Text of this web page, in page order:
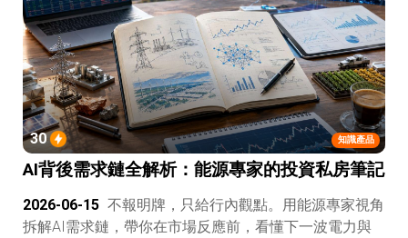
知識產品
30
AI背後需求鏈全解析：能源專家的投資私房筆記
2026-06-15 不報明牌，只給行內觀點。用能源專家視角
拆解AI需求鏈，帶你在市場反應前，看懂下一波電力與